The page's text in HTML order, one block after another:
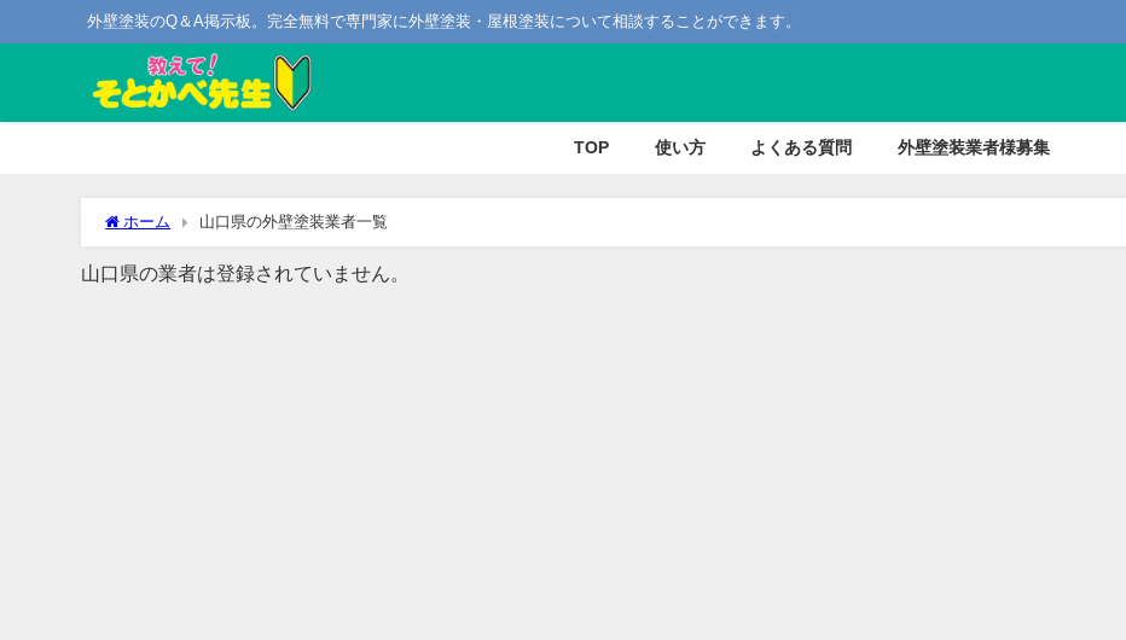
外壁塗装のQ＆A掲示板。完全無料で専門家に外壁塗装・屋根塗装について相談することができます。
TOP 使い方 よくある質問 外壁塗装業者様募集
ホーム 山口県の外壁塗装業者一覧
山口県の外壁塗装業者一覧
山口県の業者は登録されていません。